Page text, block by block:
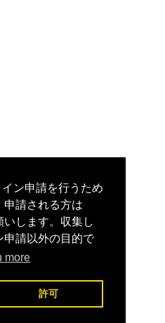
ン申請を行うため
申請される方は
します。収集し
申請以外の目的で
more
許可